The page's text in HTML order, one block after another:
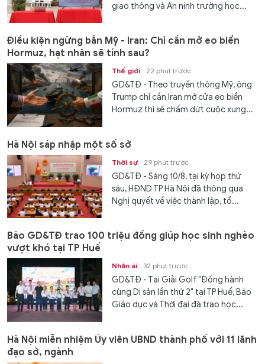
giao thông và An ninh trường học...
Điều kiện ngừng bắn Mỹ - Iran: Chỉ cần mở eo biển
Hormuz, hạt nhân sẽ tính sau?
Thế giới 22 phút trước
GD&TĐ - Theo truyền thông Mỹ, ông
Trump chỉ cần Iran mở cửa eo biển
Hormuz thì sẽ chấm dứt cuộc xung...
Hà Nội sáp nhập một số sở
Thời sự 29 phút trước
GD&TĐ - Sáng 10/8, tại kỳ họp thứ
sáu, HĐND TP Hà Nội đã thông qua
Nghị quyết về việc thành lập, tổ...
Báo GD&TĐ trao 100 triệu đồng giúp học sinh nghèo
vượt khó tại TP Huế
Nhân ái 32 phút trước
GD&TĐ - Tại Giải Golf "Đồng hành
cùng Di sản lần thứ 2" tại TP Huế, Báo
Giáo dục và Thời đại đã trao học...
Hà Nội miễn nhiệm Ủy viên UBND thành phố với 11 lãnh
đạo sở, ngành